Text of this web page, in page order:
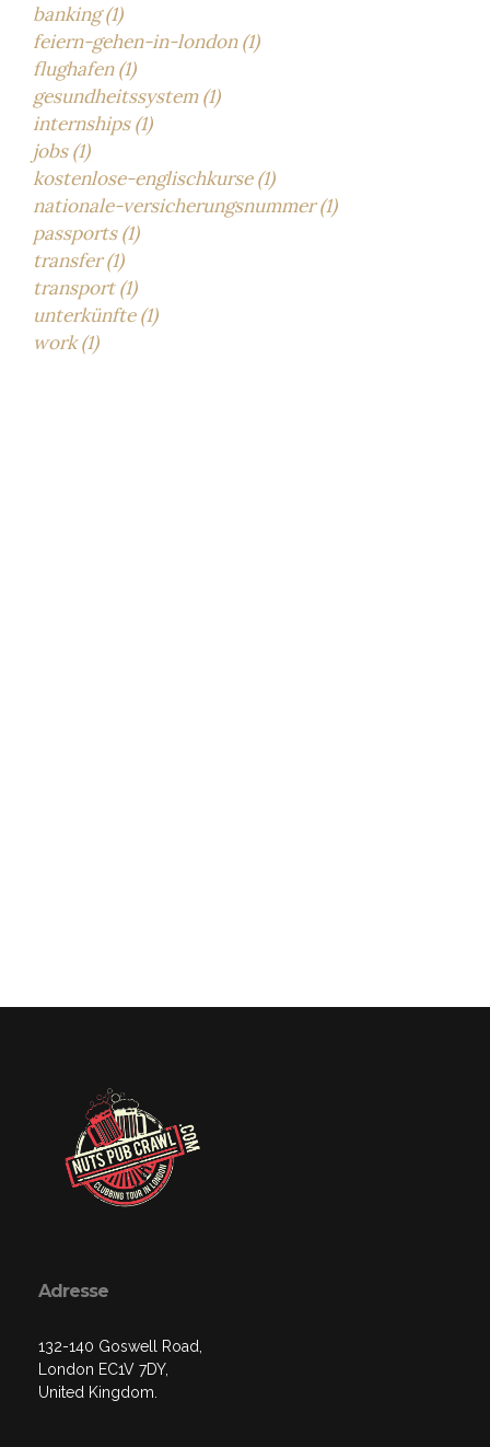
banking (1)
feiern-gehen-in-london (1)
flughafen (1)
gesundheitssystem (1)
internships (1)
jobs (1)
kostenlose-englischkurse (1)
nationale-versicherungsnummer (1)
passports (1)
transfer (1)
transport (1)
unterkünfte (1)
work (1)
Adresse
132-140 Goswell Road,
London EC1V 7DY,
United Kingdom.